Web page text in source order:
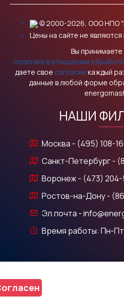
© 2000-2026, ООО НПО
Цены на сайте не
Вы принимаете
политики в отношении
даете свое согласие каждый
данные в любой форме
НАШИ
Москва - (495) 108-
Санкт-Петербург -
Воронеж - (473)
Ростов-на-Дону -
Эл.почта -
Время работы: Пн-